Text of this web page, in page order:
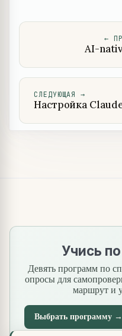
←
AI-
СЛЕДУЮЩАЯ →
Настройка
Учись
Девять программ по
опросы для
маршрут и
Выбрать программу →